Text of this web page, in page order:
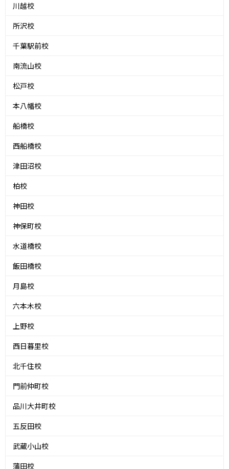
川越校
所沢校
千葉駅前校
南流山校
松戸校
本八幡校
船橋校
西船橋校
津田沼校
柏校
神田校
神保町校
水道橋校
飯田橋校
月島校
六本木校
上野校
西日暮里校
北千住校
門前仲町校
品川大井町校
五反田校
武蔵小山校
蒲田校